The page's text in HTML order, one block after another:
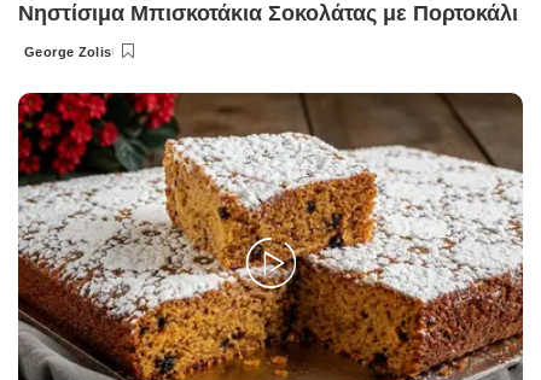
Νηστίσιμα Μπισκοτάκια Σοκολάτας με Πορτοκάλι
Posted
George Zolis